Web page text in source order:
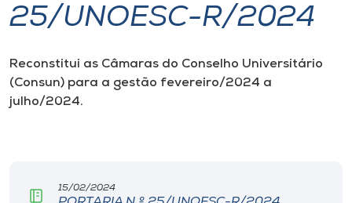
I.nova
Diplomados
25/UNOESC-R/2024
Reconstitui as Câmaras do Conselho Universitário
(Consun) para a gestão fevereiro/2024 a
julho/2024.
15/02/2024